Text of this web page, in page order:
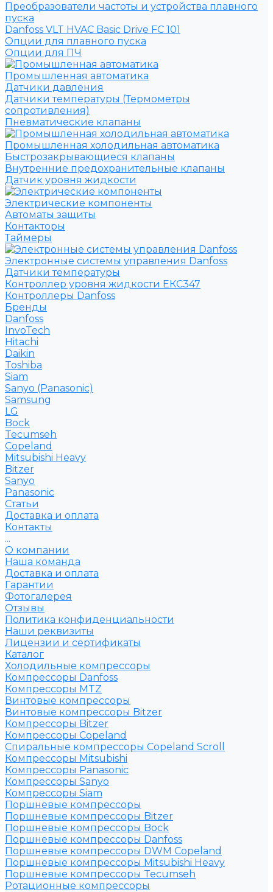
Преобразователи частоты и устройства плавного
пуска
Danfoss VLT HVAC Basic Drive FC 101
Опции для плавного пуска
Опции для ПЧ
Промышленная автоматика
Датчики давления
Датчики температуры (Термометры
сопротивления)
Пневматические клапаны
Промышленная холодильная автоматика
Быстрозакрывающиеся клапаны
Внутренние предохранительные клапаны
Датчик уровня жидкости
Электрические компоненты
Автоматы защиты
Контакторы
Таймеры
Электронные системы управления Danfoss
Датчики температуры
Контроллер уровня жидкости ЕКС347
Контроллеры Danfoss
Бренды
Danfoss
InvoTech
Hitachi
Daikin
Toshiba
Siam
Sanyo (Panasonic)
Samsung
LG
Bock
Tecumseh
Copeland
Mitsubishi Heavy
Bitzer
Sanyo
Рanasonic
Статьи
Доставка и оплата
Контакты
...
О компании
Наша команда
Доставка и оплата
Гарантии
Фотогалерея
Отзывы
Политика конфиденциальности
Наши реквизиты
Лицензии и сертификаты
Каталог
Холодильные компрессоры
Компрессоры Danfoss
Компрессоры MTZ
Винтовые компрессоры
Винтовые компрессоры Bitzer
Компрессоры Bitzer
Компрессоры Copeland
Спиральные компрессоры Copeland Scroll
Компрессоры Mitsubishi
Компрессоры Panasonic
Компрессоры Sanyo
Компрессоры Siam
Поршневые компрессоры
Поршневые компрессоры Bitzer
Поршневые компрессоры Bock
Поршневые компрессоры Danfoss
Поршневые компрессоры DWM Copeland
Поршневые компрессоры Mitsubishi Heavy
Поршневые компрессоры Tecumseh
Ротационные компрессоры